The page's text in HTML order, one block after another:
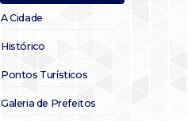
A Cidade
Histórico
Pontos Turísticos
Galeria de Prefeitos